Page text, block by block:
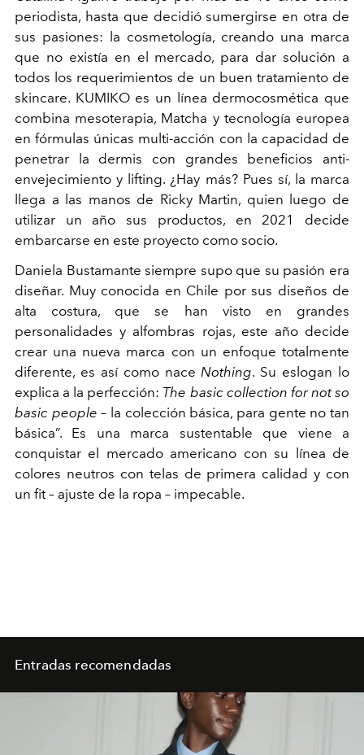
periodista, hasta que decidió sumergirse en otra de
sus pasiones: la cosmetología, creando una marca
que no existía en el mercado, para dar solución a
todos los requerimientos de un buen tratamiento de
skincare. KUMIKO es un línea dermocosmética que
combina mesoterapia, Matcha y tecnología europea
en fórmulas únicas multi-acción con la capacidad de
penetrar la dermis con grandes beneficios anti-
envejecimiento y lifting. ¿Hay más? Pues sí, la marca
llega a las manos de Ricky Martin, quien luego de
utilizar un año sus productos, en 2021 decide
embarcarse en este proyecto como socio.
Daniela Bustamante siempre supo que su pasión era
diseñar. Muy conocida en Chile por sus diseños de
alta costura, que se han visto en grandes
personalidades y alfombras rojas, este año decide
crear una nueva marca con un enfoque totalmente
diferente, es así como nace Nothing. Su eslogan lo
explica a la perfección: The basic collection for not so
basic people – la colección básica, para gente no tan
básica”. Es una marca sustentable que viene a
conquistar el mercado americano con su línea de
colores neutros con telas de primera calidad y con
un fit – ajuste de la ropa – impecable.
Entradas recomendadas